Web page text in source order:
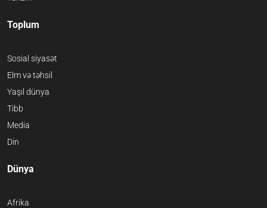
Toplum
Sosial siyasət
Elm və təhsil
Yaşıl dünya
Tibb
Media
Din
Dünya
Afrika